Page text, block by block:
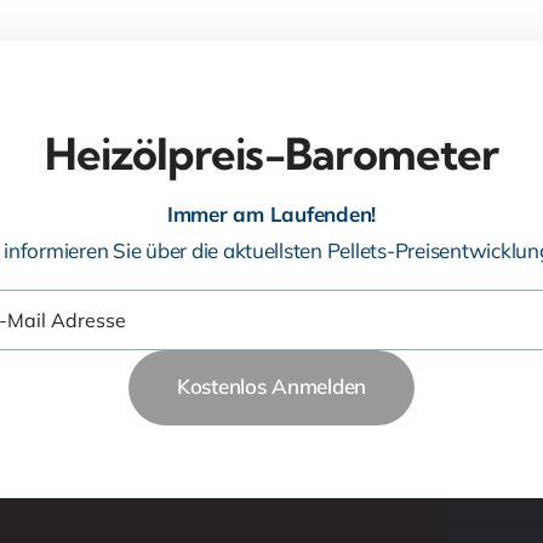
Heizölpreis-Barometer
Immer am Laufenden!
Sie über die aktuellsten Pellets-
Kostenlos Anmelden